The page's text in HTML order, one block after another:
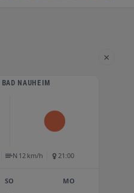
×
NAUHEIM
N 12 km/h 21:00
SO MO